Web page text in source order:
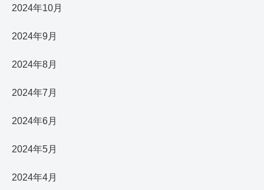
2024年10月
2024年9月
2024年8月
2024年7月
2024年6月
2024年5月
2024年4月